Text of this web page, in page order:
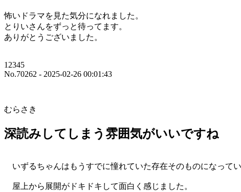
怖いドラマを見た気分になれました。
とりいさんをずっと待ってます。
ありがとうございました。
12345
No.70262 - 2025-02-26 00:01:43
むらさき
深読みしてしまう雰囲気がいいですね
いずるちゃんはもうすでに憧れていた存在そのものになって
屋上から展開がドキドキして面白く感じました。